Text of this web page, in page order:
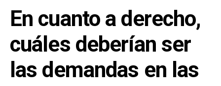
En cuanto a derecho,
cuáles deberían ser
las demandas en las